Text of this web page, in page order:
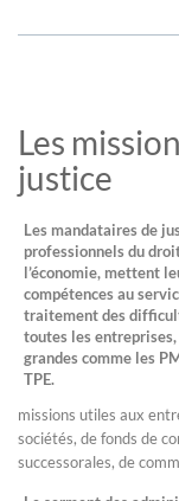
Les
justice
Les mandataires de
professionnels du
l’économie, mettent
compétences au
traitement des
toutes les
grandes comme les
TPE.
missions utiles aux
sociétés, de fonds de
successorales, de